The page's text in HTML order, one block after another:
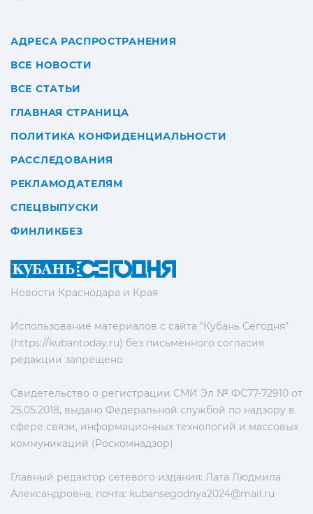
Новости Краснодара и Края
Использование материалов с сайта "Кубань Сегодня"
(https://kubantoday.ru) без письменного согласия
редакции запрещено
Свидетельство о регистрации СМИ Эл № ФС77-72910 от
25.05.2018, выдано Федеральной службой по надзору в
сфере связи, информационных технологий и массовых
коммуникаций (Роскомнадзор)
Главный редактор сетевого издания: Лата Людмила
Александровна, почта: kubansegodnya2024@mail.ru
АДРЕСА РАСПРОСТРАНЕНИЯ
ВСЕ НОВОСТИ
ВСЕ СТАТЬИ
ГЛАВНАЯ СТРАНИЦА
ПОЛИТИКА КОНФИДЕНЦИАЛЬНОСТИ
РАССЛЕДОВАНИЯ
РЕКЛАМОДАТЕЛЯМ
СПЕЦВЫПУСКИ
ФИНЛИКБЕЗ